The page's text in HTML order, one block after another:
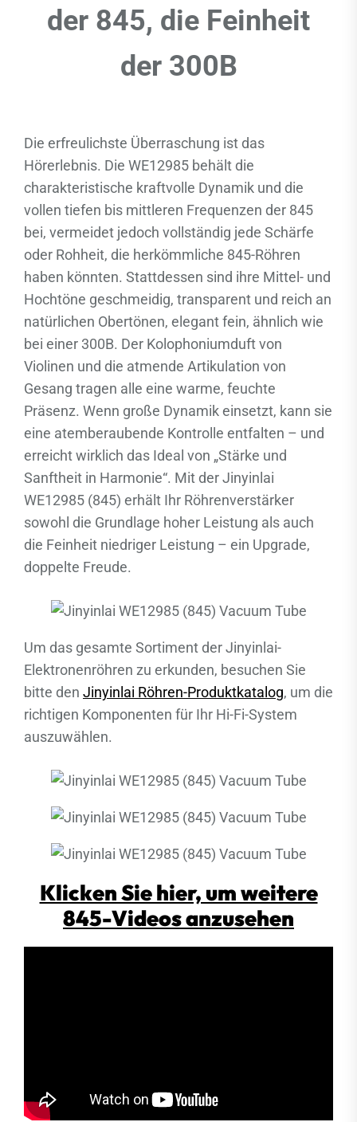
der 845, die Feinheit
der 300B
Die erfreulichste Überraschung ist das
Hörerlebnis. Die WE12985 behält die
charakteristische kraftvolle Dynamik und die
vollen tiefen bis mittleren Frequenzen der 845
bei, vermeidet jedoch vollständig jede Schärfe
oder Rohheit, die herkömmliche 845-Röhren
haben könnten. Stattdessen sind ihre Mittel- und
Hochtöne geschmeidig, transparent und reich an
natürlichen Obertönen, elegant fein, ähnlich wie
bei einer 300B. Der Kolophoniumduft von
Violinen und die atmende Artikulation von
Gesang tragen alle eine warme, feuchte
Präsenz. Wenn große Dynamik einsetzt, kann sie
eine atemberaubende Kontrolle entfalten – und
erreicht wirklich das Ideal von „Stärke und
Sanftheit in Harmonie“. Mit der Jinyinlai
WE12985 (845) erhält Ihr Röhrenverstärker
sowohl die Grundlage hoher Leistung als auch
die Feinheit niedriger Leistung – ein Upgrade,
doppelte Freude.
Um das gesamte Sortiment der Jinyinlai-
Elektronenröhren zu erkunden, besuchen Sie
bitte den Jinyinlai Röhren-Produktkatalog, um die
richtigen Komponenten für Ihr Hi-Fi-System
auszuwählen.
Klicken Sie hier, um weitere
845-Videos anzusehen